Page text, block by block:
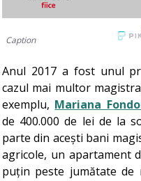
Caption
Anul 2017 a fost unul
cazul mai multor
exemplu, Mariana
de 400.000 de lei de la
parte din acești bani
agricole, un apartament
puțin peste jumătate de